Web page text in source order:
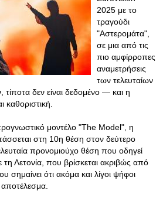
2025 με το
τραγούδι
"Αστερoμάτα",
σε μια από τις
πιο αμφίρροπες
αναμετρήσεις
των τελευταίων
δεν είναι δεδομένο — και η
καθοριστική.
μοντέλο "The Model", η
στη 10η θέση στον δεύτερο
προνομιούχο θέση που οδηγεί
τη Λετονία, που βρίσκεται ακριβώς από
σημαίνει ότι ακόμα και λίγοι ψήφοι